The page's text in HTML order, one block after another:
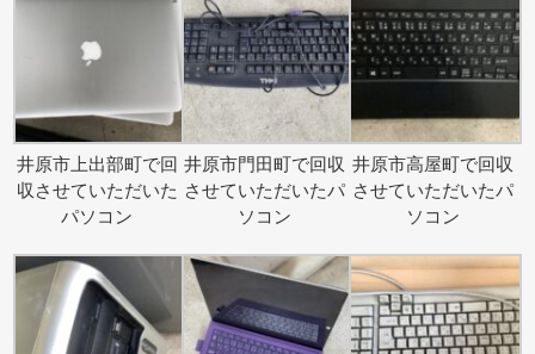
井原市上出部町で回
収させていただいた
パソコン
井原市門田町で回収
させていただいたパ
ソコン
井原市高屋町で回収
させていただいたパ
ソコン